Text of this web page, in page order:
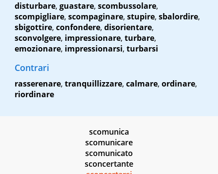
disturbare, guastare, scombussolare,
scompigliare, scompaginare, stupire, sbalordire,
sbigottire, confondere, disorientare,
sconvolgere, impressionare, turbare,
emozionare, impressionarsi, turbarsi
Contrari
rasserenare, tranquillizzare, calmare, ordinare,
riordinare
scomunica
scomunicare
scomunicato
sconcertante